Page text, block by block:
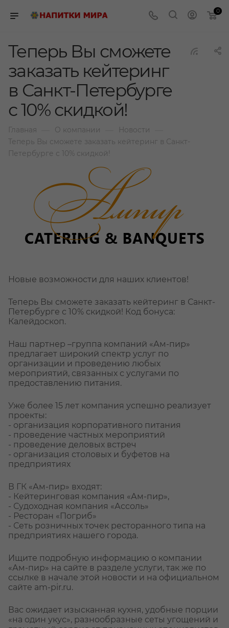
0
Теперь Вы сможете
заказать кейтеринг
в Санкт-Петербурге
с 10% скидкой!
Главная О компании Новости
Теперь Вы сможете заказать кейтеринг в Санкт-
Петербурге с 10% скидкой!
Новые возможности для наших клиентов!
Теперь Вы сможете заказать кейтеринг в Санкт-
Петербурге с 10% скидкой! Код бонуса:
Калейдоскоп.
Наш партнер –группа компаний «Ам-пир»
предлагает широкий спектр услуг по
организации и проведению любых
мероприятий, связанных с услугами по
предоставлению питания.
Уже более 15 лет компания успешно реализует
проекты:
- организация корпоративного питания
- проведение частных мероприятий
- проведение деловых встреч
- организация столовых и буфетов на
предприятиях
В ГК «Ам-пир» входят:
- Кейтеринговая компания «Ам-пир»,
- Судоходная компания «Ассоль»
- Ресторан «Погриб»
- Сеть розничных точек ресторанного типа на
предприятиях нашего города.
Ищите подробную информацию о компании
«Ам-пир» на сайте в разделе услуги, так же по
ссылке в начале этой новости и на официальном
сайте am-pir.ru.
Вас ожидает изысканная кухня, удобные порции
«на один укус», разнообразные сеты угощений и